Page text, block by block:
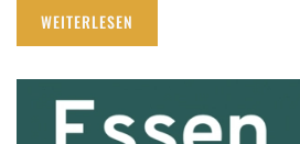
WEITERLESEN